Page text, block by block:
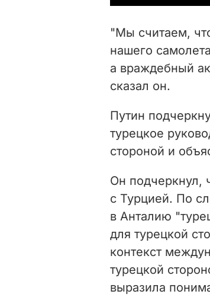
"Мы считаем,
нашего
а враждебный
сказал он.
Путин
турецкое
стороной и
Он подчеркнул,
с Турцией. По
в Анталию
для турецкой
контекст
турецкой
выразила